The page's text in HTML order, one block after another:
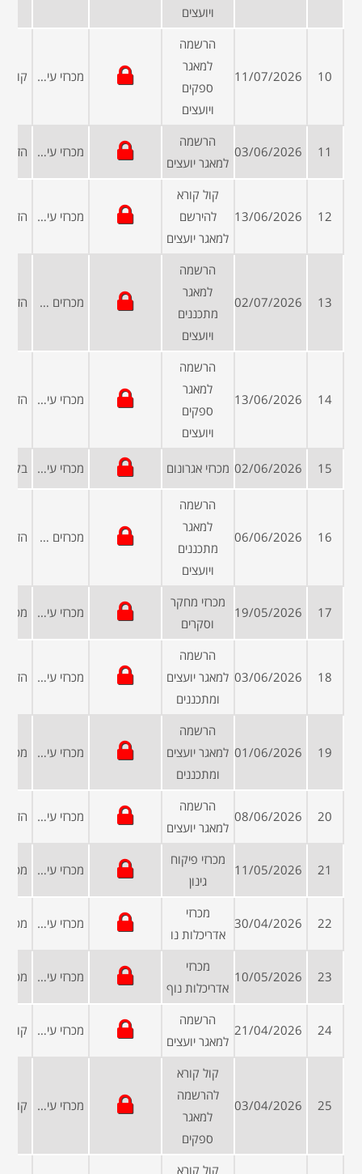
ויועצים
10
11/07/2026
הרשמה
למאגר
ספקים
ויועצים
מכרזי עיריות ומועצות
11
03/06/2026
הרשמה
למאגר יועצים
מכרזי עיריות ומועצות
12
13/06/2026
קול קורא
להירשם
למאגר יועצים
מכרזי עיריות ומועצות
13
02/07/2026
הרשמה
למאגר
מתכננים
ויועצים
מכרזים פומביים
14
13/06/2026
הרשמה
למאגר
ספקים
ויועצים
מכרזי עיריות ומועצות
15
02/06/2026 מכרזי אגרונום מכרזי עיריות ומועצות
16
06/06/2026
הרשמה
למאגר
מתכננים
ויועצים
מכרזים פומביים
17
19/05/2026
מכרזי מחקר
וסקרים
מכרזי עיריות ומועצות
18
03/06/2026
הרשמה
למאגר יועצים
ומתכננים
מכרזי עיריות ומועצות
19
01/06/2026
הרשמה
למאגר יועצים
ומתכננים
מכרזי עיריות ומועצות
20
08/06/2026
הרשמה
למאגר יועצים
מכרזי עיריות ומועצות
21
11/05/2026
מכרזי פיקוח
גינון
מכרזי עיריות ומועצות
22
30/04/2026
מכרזי
אדריכלות נו
מכרזי עיריות ומועצות
23
10/05/2026
מכרזי
אדריכלות נוף
מכרזי עיריות ומועצות
24
21/04/2026
הרשמה
למאגר יועצים
מכרזי עיריות ומועצות
25
03/04/2026
קול קורא
להרשמה
למאגר
ספקים
מכרזי עיריות ומועצות
קול קורא